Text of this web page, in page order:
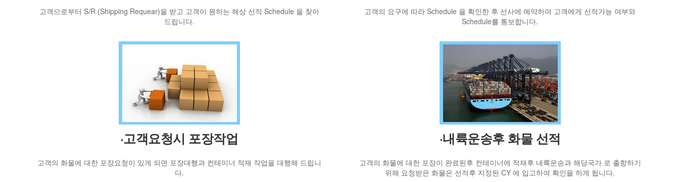
고객으로부터 S/R (Shipping Requear)을 받고 고객이 원하는 해상 선적 Schedule 을 찾아
드립니다.
고객의 요구에 따라 Schedule 을 확인한 후 선사에 예약하여 고객에게 선적가능 여부와
Schedule를 통보합니다.
·고객요청시 포장작업
고객의 화물에 대한 포장요청이 있게 되면 포장대행과 컨테이너 적재 작업을 대행해 드립니
다.
·내륙운송후 화물 선적
고객의 화물에 대한 포장이 완료된후 컨테이너에 적재후 내륙운송과 해당국가 로 출항하기
위해 요청받은 화물은 선적후 지정된 CY 에 입고하여 확인을 하게 됩니다.